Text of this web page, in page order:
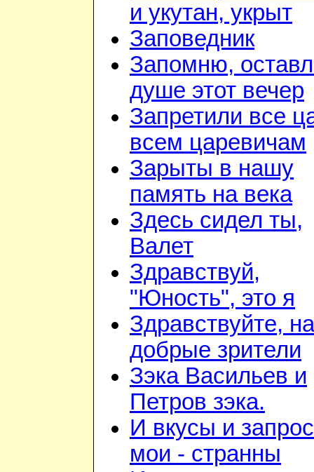
и укутан, укрыт
Заповедник
Запомню,
душе этот вечер
Запретили все
всем царевичам
Зарыты в нашу
память на века
Здесь сидел ты,
Валет
Здравствуй,
"Юность", это я
Здравствуйте,
добрые зрители
Зэка Васильев и
Петров зэка.
И вкусы и
мои - странны